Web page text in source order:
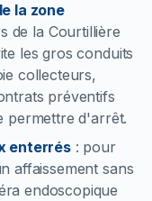
la zone
de la Courtillière
les gros conduits
collecteurs,
préventifs
permettre d'arrêt.
enterrés: pour
affaissement sans
endoscopique